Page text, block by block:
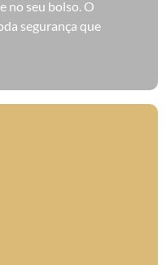
no seu bolso. O
segurança que